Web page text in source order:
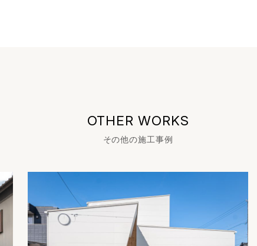
OTHER WORKS
その他の施工事例